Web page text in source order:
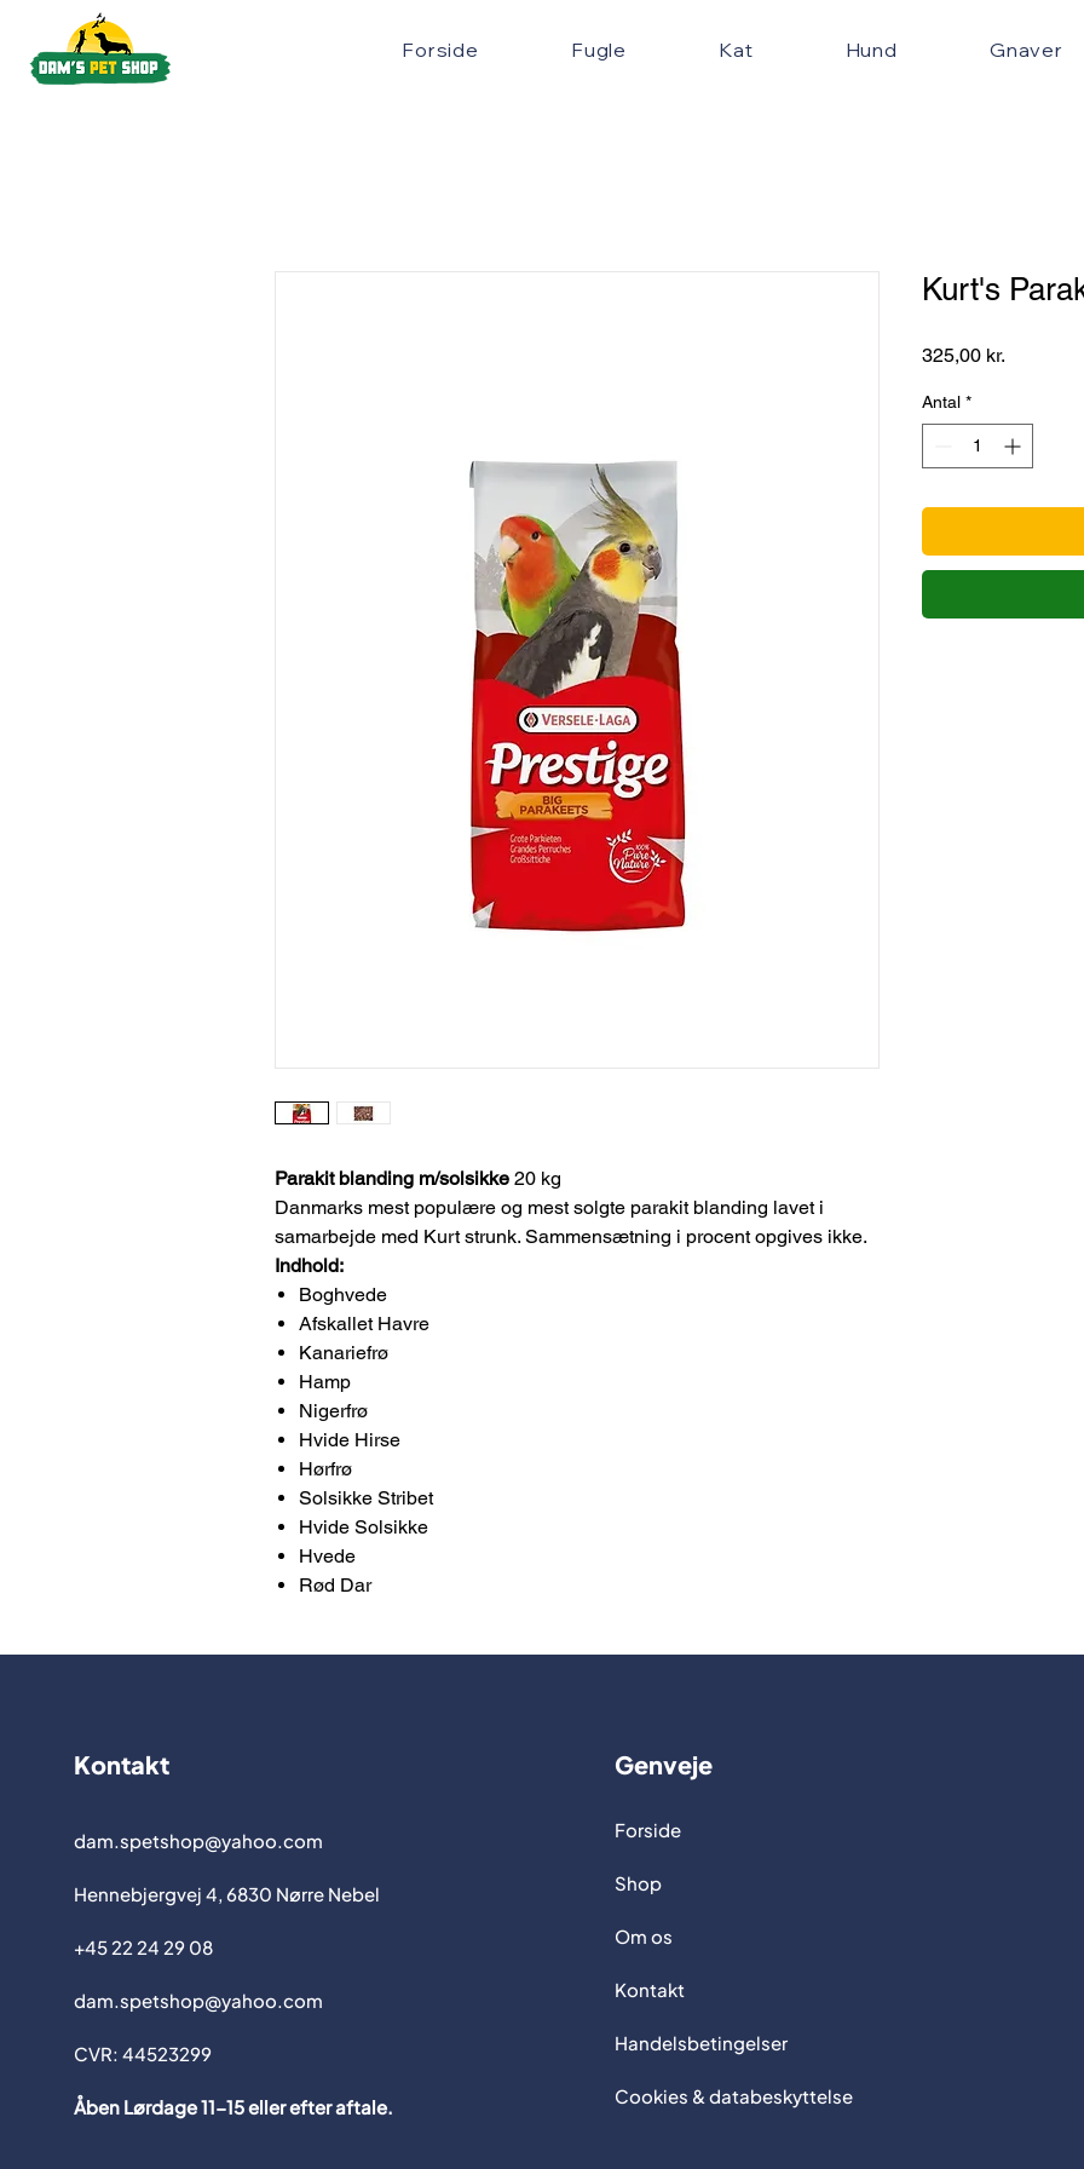
Forside Fugle Kat Hund Gnaver
Parakit blanding m/solsikke 20 kg
Danmarks mest populære og mest solgte parakit blanding lavet i
samarbejde med Kurt strunk. Sammensætning i procent opgives ikke.
Indhold:
Boghvede
Afskallet Havre
Kanariefrø
Hamp
Nigerfrø
Hvide Hirse
Hørfrø
Solsikke Stribet
Hvide Solsikke
Hvede
Rød Dar
Kurt's
325,00 kr.
Antal *
Kontakt
dam.spetshop@yahoo.com
Hennebjergvej 4, 6830 Nørre Nebel
+45 22 24 29 08
dam.spetshop@yahoo.com
CVR: 44523299
Åben Lørdage 11-15 eller efter aftale.
Genveje
Forside
Shop
Om os
Kontakt
Handelsbetingelser
Cookies & databeskyttelse